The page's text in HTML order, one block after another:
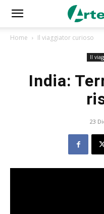
Home Il viaggiator curioso
Il
India:
23